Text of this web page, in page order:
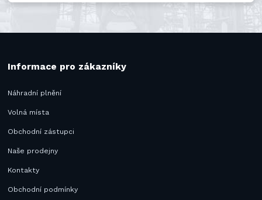
Informace pro zákazníky
Náhradní plnění
Volná místa
Obchodní zástupci
Naše prodejny
Kontakty
Obchodní podmínky